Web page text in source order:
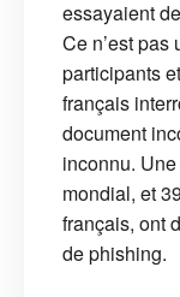
essayaient
Ce n’est pas
participants
français
document
inconnu.
mondial, et
français, ont
de phishing.